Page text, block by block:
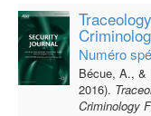
Numéro
Bécue, A., &
2016).
Criminology